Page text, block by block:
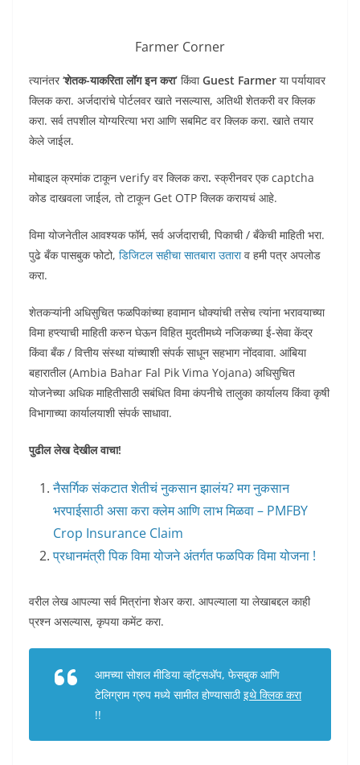
Farmer Corner
त्यानंतर ‘शेतक-याकरिता लॉग इन करा’ किंवाGuest Farmer या पर्यायावर
क्लिक करा. अर्जदारांचे पोर्टलवर खाते नसल्यास, अतिथी शेतकरी वर क्लिक
करा. सर्व तपशील योग्यरित्या भरा आणि सबमिट वर क्लिक करा. खाते तयार
केले जाईल.
मोबाइल क्रमांक टाकून verify वर क्लिक करा. स्क्रीनवर एक captcha
कोड दाखवला जाईल, तो टाकून Get OTP क्लिक करायचं आहे.
विमा योजनेतील आवश्यक फॉर्म, सर्व अर्जदाराची, पिकाची / बँकेची माहिती भरा.
पुढे बँक पासबुक फोटो, डिजिटल सहीचा सातबारा उताराव हमी पत्र अपलोड
करा.
शेतकऱ्यांनी अधिसुचित फळपिकांच्या हवामान धोक्यांची तसेच त्यांना भरावयाच्या
विमा हप्त्याची माहिती करुन घेऊन विहित मुदतीमध्ये नजिकच्या ई-सेवा केंद्र
किंवा बँक / वित्तीय संस्था यांच्याशी संपर्क साधून सहभाग नोंदवावा. आंबिया
बहारातील (Ambia Bahar Fal Pik Vima Yojana) अधिसुचित
योजनेच्या अधिक माहितीसाठी सबंधित विमा कंपनीचे तालुका कार्यालय किंवा कृषी
विभागाच्या कार्यालयाशी संपर्क साधावा.
पुढील लेख देखील वाचा!
नैसर्गिक संकटात शेतीचं नुकसान झालंय? मग नुकसान
भरपाईसाठी असा करा क्लेम आणि लाभ मिळवा – PMFBY
Crop Insurance Claim
प्रधानमंत्री पिक विमा योजने अंतर्गत फळपिक विमा योजना !
वरील लेख आपल्या सर्व मित्रांना शेअर करा. आपल्याला या लेखाबद्दल काही
प्रश्न असल्यास, कृपया कमेंट करा.
आमच्या सोशल मीडिया व्हॉट्सअ‍ॅप, फेसबुक आणि
टेलिग्राम ग्रुप मध्ये सामील होण्यासाठीइथे क्लिक करा
!!